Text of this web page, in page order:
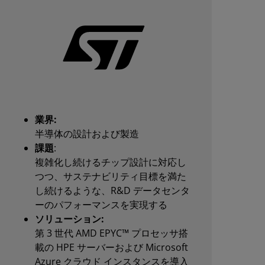
業界:
半導体の設計および製造
課題:
複雑化し続けるチップ設計に対応し
つつ、サステナビリティ目標を満た
し続けるような、R&D データセンタ
ーのパフォーマンスを実現する
ソリューション:
第 3 世代 AMD EPYC™ プロセッサ搭
載の HPE サーバーおよび Microsoft
Azure クラウド インスタンスを導入